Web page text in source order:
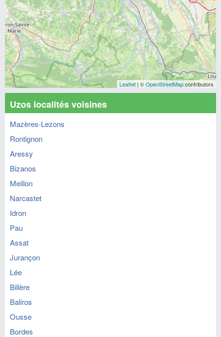
Leaflet | ©OpenStreetMapcontributors
Uzos localités voisines
Mazères-Lezons
Rontignon
Aressy
Bizanos
Meillon
Narcastet
Idron
Pau
Assat
Jurançon
Lée
Billère
Baliros
Ousse
Bordes